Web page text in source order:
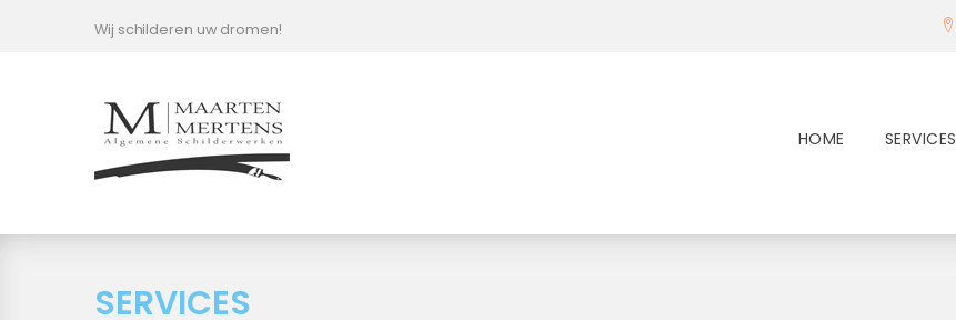
Wij schilderen uw dromen!
HOME SERVICES
SERVICES